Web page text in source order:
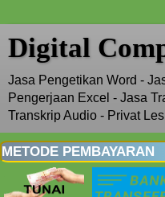
Digital
Jasa Pengetikan Word -
Pengerjaan Excel - Jasa
Transkrip Audio - Privat
METODE PEMBAYARAN